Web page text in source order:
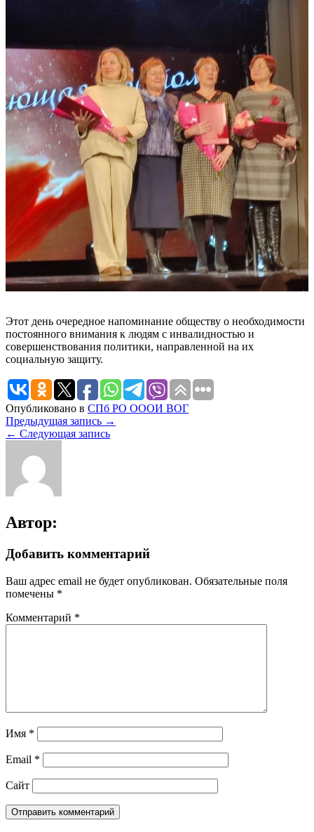
Этот день очередное напоминание обществу о необходимости
постоянного внимания к людям с инвалидностью и
совершенствования политики, направленной на их
социальную защиту.
Опубликовано в СПб РО ОООИ ВОГ
Навигация
по
записям
Предыдущая запись →
← Следующая запись
Автор:
Добавить комментарий
Ваш адрес email не будет опубликован. Обязательные поля
помечены *
Комментарий *
Имя *
Email *
Сайт